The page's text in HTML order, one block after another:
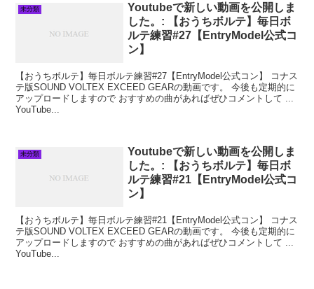
未分類
Youtubeで新しい動画を公開しま
した。: 【おうちボルテ】毎日ボ
ルテ練習#27【EntryModel公式コ
ン】
【おうちボルテ】毎日ボルテ練習#27【EntryModel公式コン】 コナス
テ版SOUND VOLTEX EXCEED GEARの動画です。 今後も定期的に
アップロードしますので おすすめの曲があればぜひコメントして ...
YouTube...
未分類
Youtubeで新しい動画を公開しま
した。: 【おうちボルテ】毎日ボ
ルテ練習#21【EntryModel公式コ
ン】
【おうちボルテ】毎日ボルテ練習#21【EntryModel公式コン】 コナス
テ版SOUND VOLTEX EXCEED GEARの動画です。 今後も定期的に
アップロードしますので おすすめの曲があればぜひコメントして ...
YouTube...